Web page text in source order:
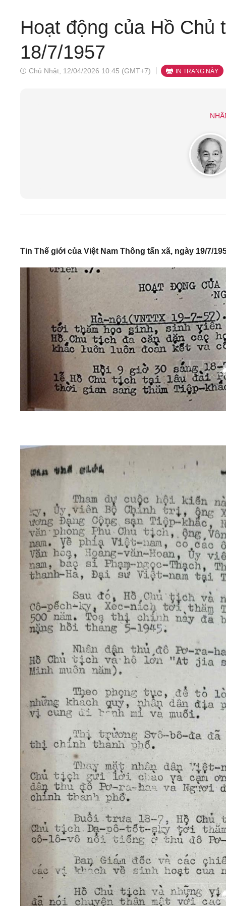
Hoạt động của Hồ Chủ
18/7/1957
Chủ Nhật, 12/04/2026 10:45 (GMT+7) IN TRANG NÀY
Tin Thế giới của Việt Nam Thông tấn xã, ngày 19/7/